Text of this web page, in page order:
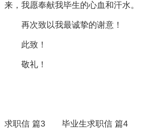
来，我愿奉献我毕生的心血和汗水。
再次致以我最诚挚的谢意！
此致！
敬礼！
求职信 篇3毕业生求职信 篇4毕